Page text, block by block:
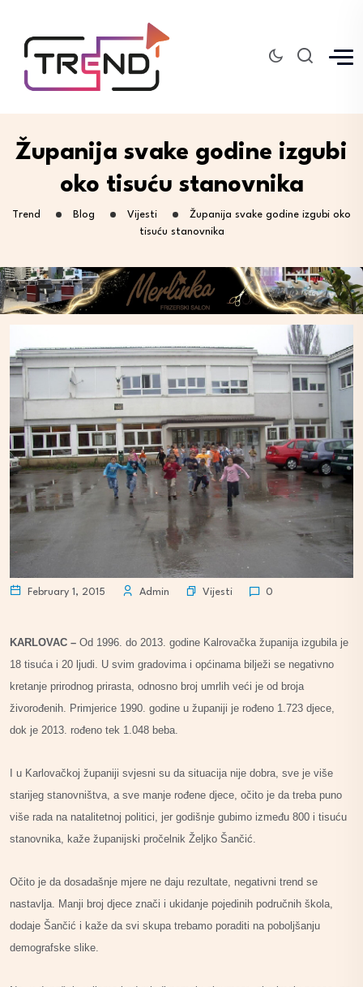
Županija svake godine izgubi
oko tisuću stanovnika
Trend Blog Vijesti
Županija svake godine izgubi oko
tisuću stanovnika
February 1, 2015 Admin Vijesti 0
KARLOVAC – Od 1996. do 2013. godine Kalrovačka županija izgubila je
18 tisuća i 20 ljudi. U svim gradovima i općinama bilježi se negativno
kretanje prirodnog prirasta, odnosno broj umrlih veći je od broja
živorođenih. Primjerice 1990. godine u županiji je rođeno 1.723 djece,
dok je 2013. rođeno tek 1.048 beba.
I u Karlovačkoj županiji svjesni su da situacija nije dobra, sve je više
starijeg stanovništva, a sve manje rođene djece, očito je da treba puno
više rada na natalitetnoj politici, jer godišnje gubimo između 800 i tisuću
stanovnika, kaže županijski pročelnik Željko Šančić.
Očito je da dosadašnje mjere ne daju rezultate, negativni trend se
nastavlja. Manji broj djece znači i ukidanje pojedinih područnih škola,
dodaje Šančić i kaže da svi skupa trebamo poraditi na poboljšanju
demografske slike.